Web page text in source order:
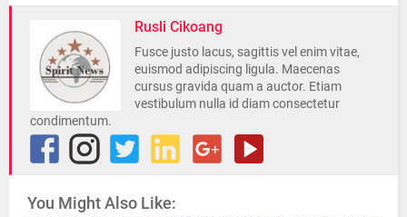
Rusli Cikoang
Fusce justo lacus, sagittis vel enim vitae,
euismod adipiscing ligula. Maecenas
cursus gravida quam a auctor. Etiam
vestibulum nulla id diam consectetur
condimentum.
You Might Also Like:
3.399 Orang
Polki dan
Pangdam
Bersama Persit